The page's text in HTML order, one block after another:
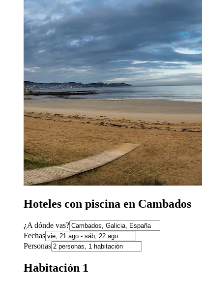
Hoteles con piscina en Cambados
¿A dónde vas?
Fechas
Personas
Habitación 1